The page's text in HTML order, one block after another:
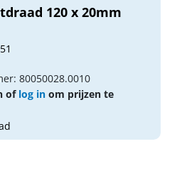
120 x 20mm
80050028.0010
of log in om prijzen te